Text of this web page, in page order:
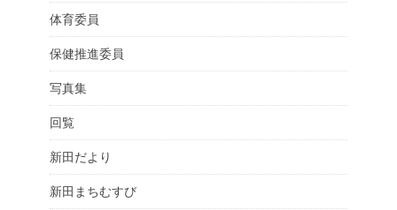
体育委員
保健推進委員
写真集
回覧
新田だより
新田まちむすび